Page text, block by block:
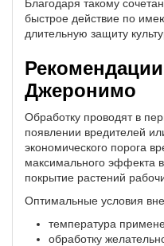
Благодаря такому
быстрое действие по
длительную защиту
Джеронимо
Обработку проводят в
появлении вредителей
экономического порога
максимального эффекта
покрытие растений
Оптимальные условия
температура
обработку